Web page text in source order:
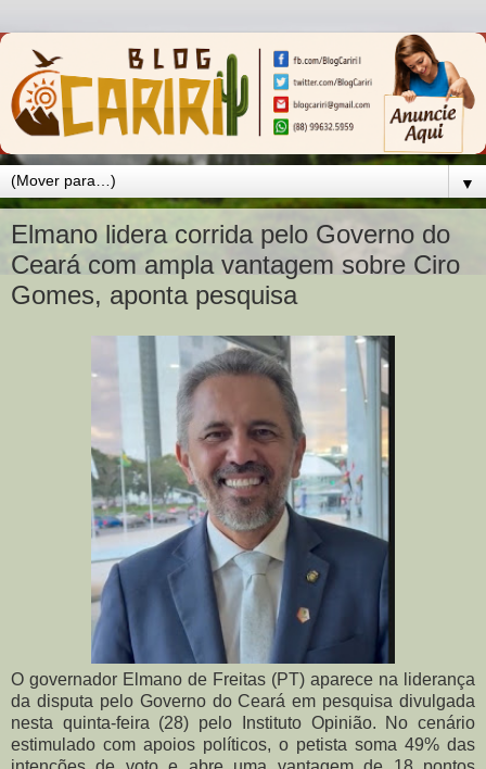
▼
Elmano lidera corrida pelo Governo do
Ceará com ampla vantagem sobre Ciro
Gomes, aponta pesquisa
O governador Elmano de Freitas (PT) aparece na liderança
da disputa pelo Governo do Ceará em pesquisa divulgada
nesta quinta-feira (28) pelo Instituto Opinião. No cenário
estimulado com apoios políticos, o petista soma 49% das